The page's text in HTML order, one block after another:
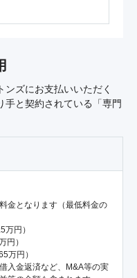
ズにお支払いいただく
手と契約されている「専門
金となります（最低料金の
円）
円）
万円）
入金返済など、M&A等の実